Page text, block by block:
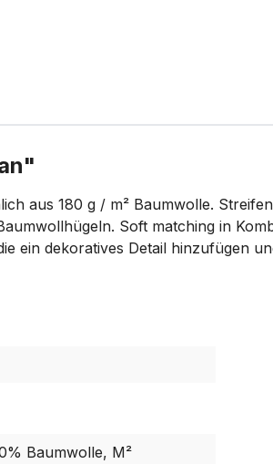
aus 180 g / m² Baumwolle.
Soft matching in
ein dekoratives Detail hinzufügen
Baumwolle, M²